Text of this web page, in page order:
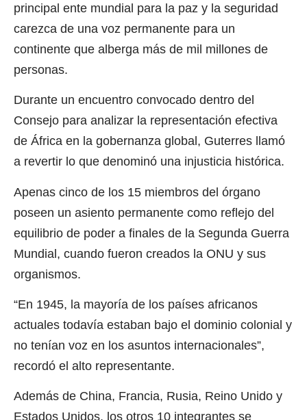
principal ente mundial para la paz y la seguridad
carezca de una voz permanente para un
continente que alberga más de mil millones de
personas.
Durante un encuentro convocado dentro del
Consejo para analizar la representación efectiva
de África en la gobernanza global, Guterres llamó
a revertir lo que denominó una injusticia histórica.
Apenas cinco de los 15 miembros del órgano
poseen un asiento permanente como reflejo del
equilibrio de poder a finales de la Segunda Guerra
Mundial, cuando fueron creados la ONU y sus
organismos.
“En 1945, la mayoría de los países africanos
actuales todavía estaban bajo el dominio colonial y
no tenían voz en los asuntos internacionales”,
recordó el alto representante.
Además de China, Francia, Rusia, Reino Unido y
Estados Unidos, los otros 10 integrantes se